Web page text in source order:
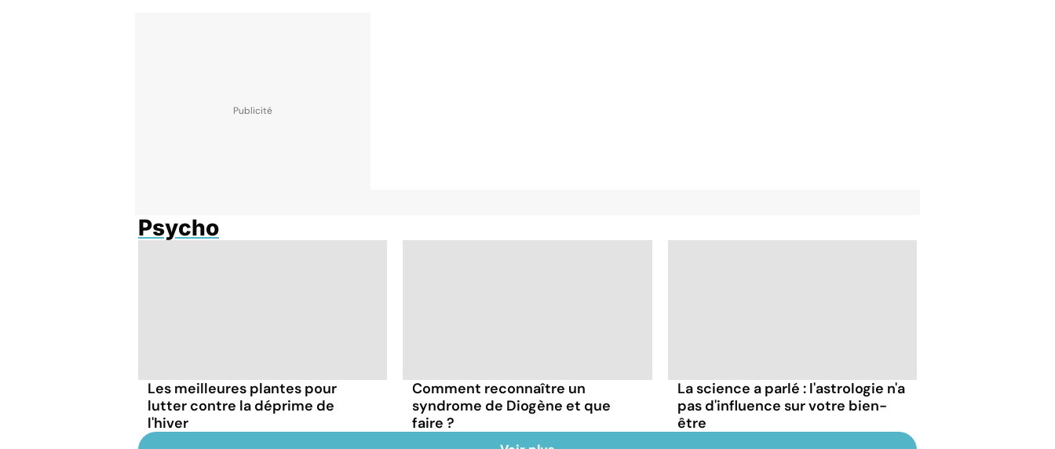
Psycho
Les meilleures plantes pour
lutter contre la déprime de
l'hiver
Comment reconnaître un
syndrome de Diogène et que
faire ?
La science a parlé : l'astrologie n'a
pas d'influence sur votre bien-
être